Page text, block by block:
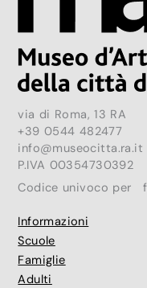
via di Roma, 13 RA
+39 0544 482477
info@museocitta.ra.it
P.IVA 00354730392
Codice univoco per
Informazioni
Scuole
Famiglie
Adulti